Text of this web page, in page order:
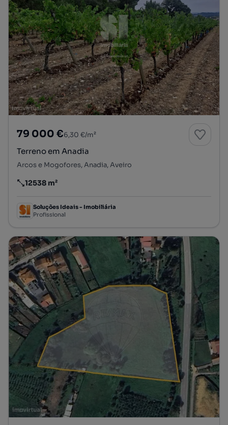
79 000 €6,30 €/m²
Terreno em Anadia
Arcos e Mogofores, Anadia, Aveiro
Preço por metro quadrado
12538 m²
Soluções Ideais - Imobiliária
Profissional